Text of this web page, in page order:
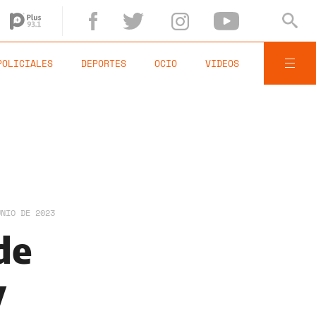
DEPORTES OCIO VIDEOS
DE 2023